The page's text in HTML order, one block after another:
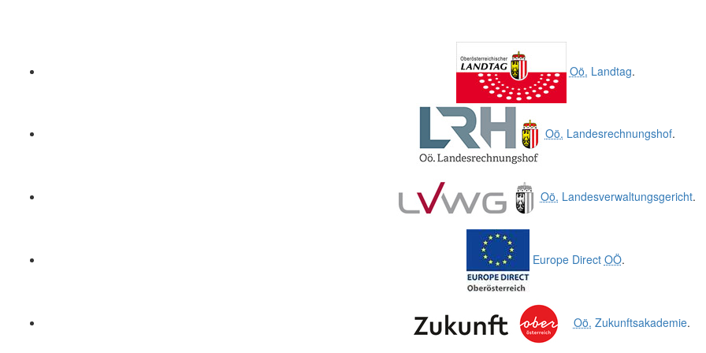
Oö. Landtag.
Oö. Landesrechnungshof.
Oö. Landesverwaltungsgericht.
Europe Direct OÖ.
Oö. Zukunftsakademie.